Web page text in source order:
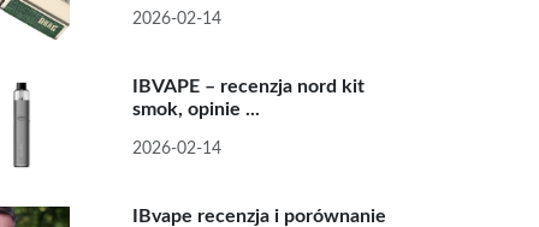
2026-02-14
IBVAPE – recenzja nord kit
smok, opinie ...
2026-02-14
IBvape recenzja i porównanie